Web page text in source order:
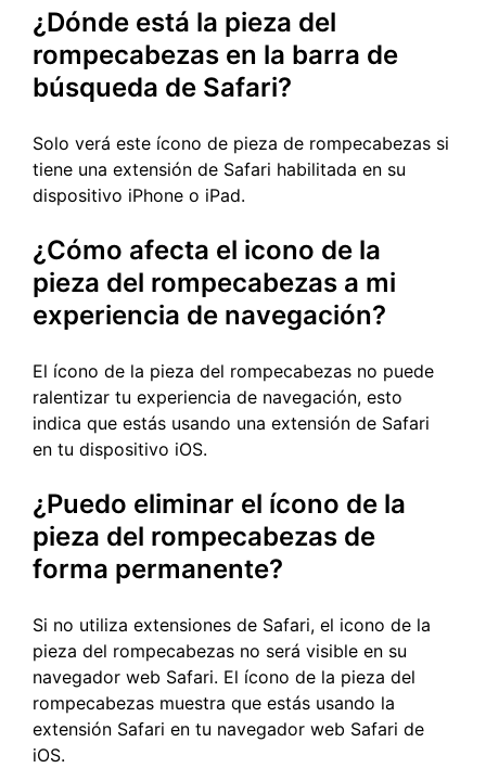
¿Dónde está la pieza del
rompecabezas en la barra de
búsqueda de Safari?
Solo verá este ícono de pieza de rompecabezas si
tiene una extensión de Safari habilitada en su
dispositivo iPhone o iPad.
¿Cómo afecta el icono de la
pieza del rompecabezas a mi
experiencia de navegación?
El ícono de la pieza del rompecabezas no puede
ralentizar tu experiencia de navegación, esto
indica que estás usando una extensión de Safari
en tu dispositivo iOS.
¿Puedo eliminar el ícono de la
pieza del rompecabezas de
forma permanente?
Si no utiliza extensiones de Safari, el icono de la
pieza del rompecabezas no será visible en su
navegador web Safari. El ícono de la pieza del
rompecabezas muestra que estás usando la
extensión Safari en tu navegador web Safari de
iOS.